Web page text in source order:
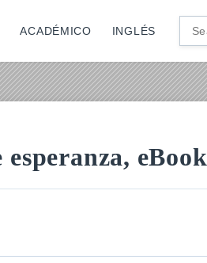
ACADÉMICO INGLÉS
esperanza, eBook